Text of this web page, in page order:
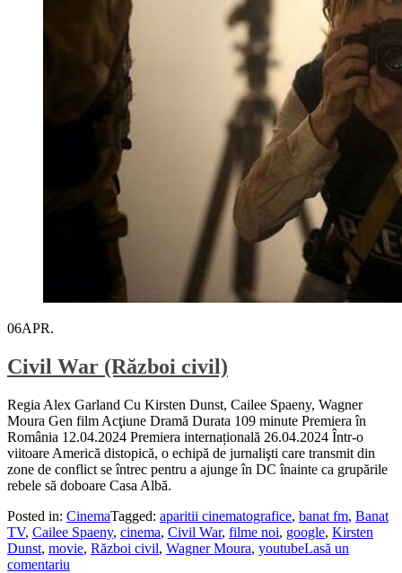
06APR.
Civil War (Război civil)
Regia Alex Garland Cu Kirsten Dunst, Cailee Spaeny, Wagner
Moura Gen film Acţiune Dramă Durata 109 minute Premiera în
România 12.04.2024 Premiera internațională 26.04.2024 Într-o
viitoare Americă distopică, o echipă de jurnalişti care transmit din
zone de conflict se întrec pentru a ajunge în DC înainte ca grupările
rebele să doboare Casa Albă.
Posted in: CinemaTagged: aparitii cinematografice, banat fm, Banat
TV, Cailee Spaeny, cinema, Civil War, filme noi, google, Kirsten
Dunst, movie, Război civil, Wagner Moura, youtubeLasă un
comentariu